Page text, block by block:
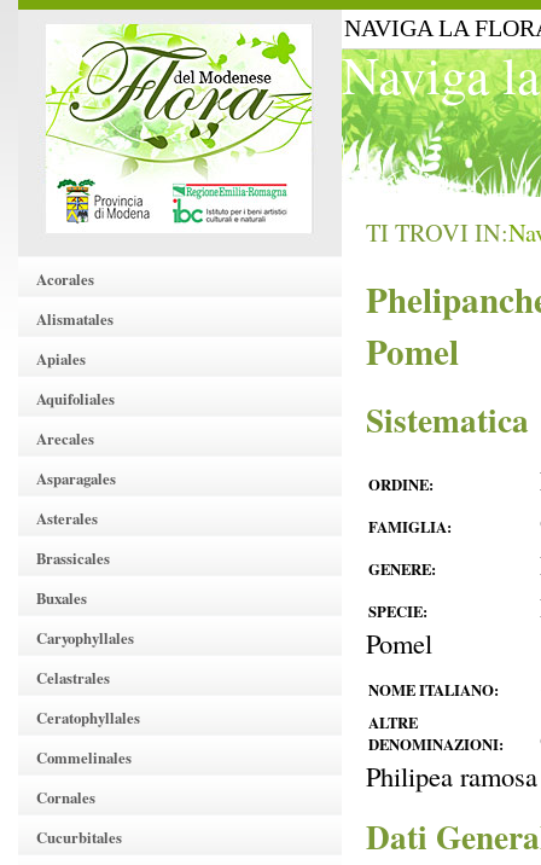
Acorales
Alismatales
Apiales
Aquifoliales
Arecales
Asparagales
Asterales
Brassicales
Buxales
Caryophyllales
Celastrales
Ceratophyllales
Commelinales
Cornales
Cucurbitales
NAVIGA LA
Naviga
TI TROVI IN:
Pomel
Sistematica
ORDINE:
FAMIGLIA:
GENERE:
SPECIE:
Pomel
NOME ITALIANO:
ALTRE
DENOMINAZIONI:
Philipea ramosa
Dati